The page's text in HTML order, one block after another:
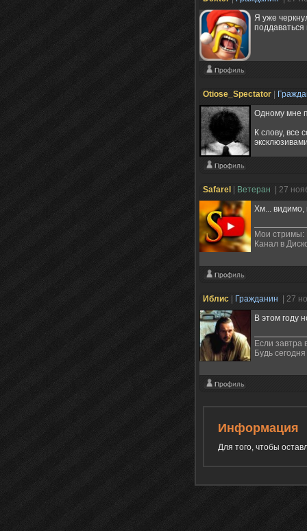
Я уже
Otiose_Spectator
Одному мне
К слову, все
Safarel Ветеран
| 27
Хм... видимо,
Мои стримы:
Канал в
Иблис Гражданин
| 27
В этом году
Если завтра
Будь
Информация
Для того, чтобы